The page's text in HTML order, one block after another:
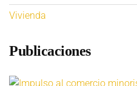
Vivienda
Publicaciones